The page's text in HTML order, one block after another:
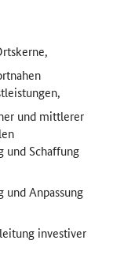
und mittlerer
und Schaffung
und Anpassung
investiver